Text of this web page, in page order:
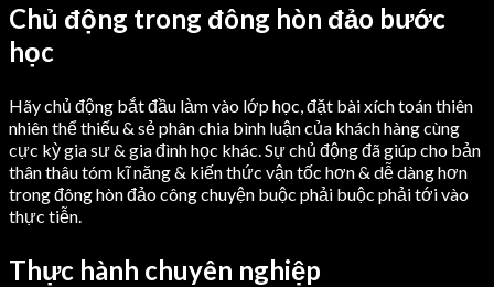
Chủ động trong đông hòn đảo bước
học
Hãy chủ động bắt đầu làm vào lớp học, đặt bài xích toán thiên
nhiên thể thiếu & sẻ phân chia bình luận của khách hàng cùng
cực kỳ gia sư & gia đình học khác. Sự chủ động đã giúp cho bản
thân thâu tóm kĩ năng & kiến thức vận tốc hơn & dễ dàng hơn
trong đông hòn đảo công chuyện buộc phải buộc phải tới vào
thực tiễn.
Thực hành chuyên nghiệp